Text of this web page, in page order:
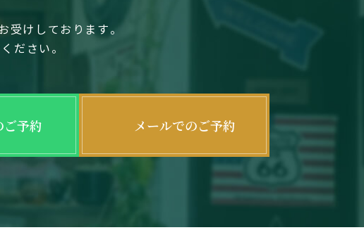
受けしております。
ださい。
予約 メールでのご予約